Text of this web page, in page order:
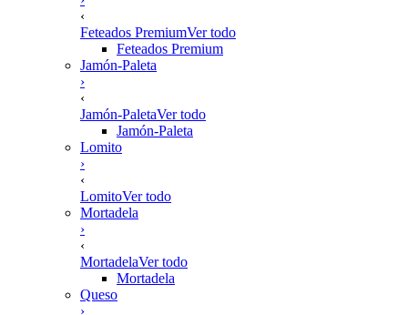
‹
Feteados PremiumVer todo
Feteados Premium
Jamón-Paleta
›
‹
Jamón-PaletaVer todo
Jamón-Paleta
Lomito
›
‹
LomitoVer todo
Mortadela
›
‹
MortadelaVer todo
Mortadela
Queso
›